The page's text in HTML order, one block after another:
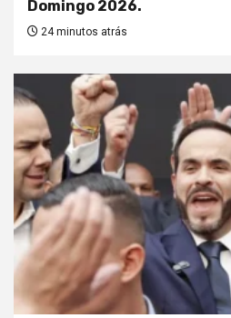
Domingo 2026.
24 minutos atrás